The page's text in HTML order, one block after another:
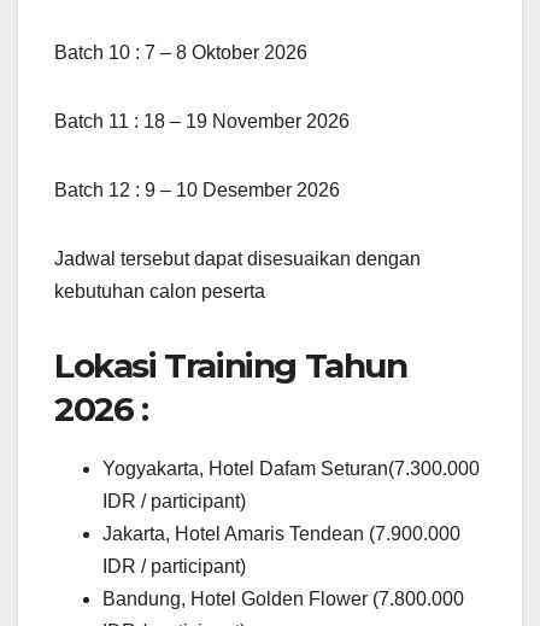
Batch 10 : 7 – 8 Oktober 2026
Batch 11 : 18 – 19 November 2026
Batch 12 : 9 – 10 Desember 2026
Jadwal tersebut dapat disesuaikan dengan
kebutuhan calon peserta
Lokasi Training Tahun
2026 :
Yogyakarta, Hotel Dafam Seturan(7.300.000
IDR / participant)
Jakarta, Hotel Amaris Tendean (7.900.000
IDR / participant)
Bandung, Hotel Golden Flower (7.800.000